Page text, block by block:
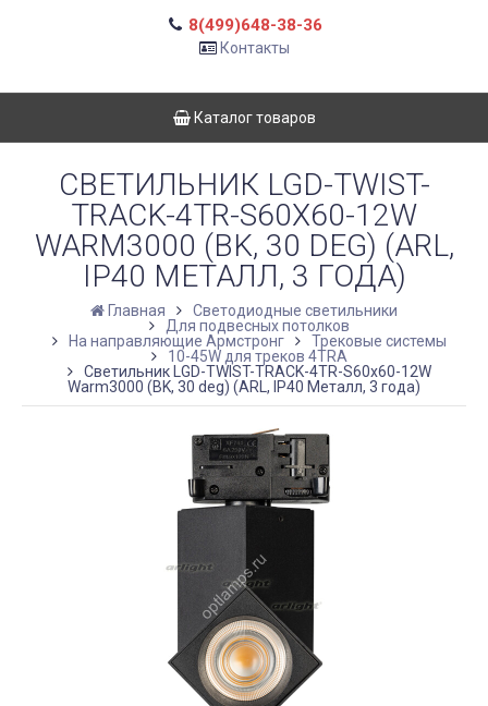
8(499)648-38-36
Контакты
Каталог товаров
СВЕТИЛЬНИК LGD-TWIST-
TRACK-4TR-S60X60-12W
WARM3000 (BK, 30 DEG) (ARL,
IP40 МЕТАЛЛ, 3 ГОДА)
Главная
Светодиодные светильники
Для подвесных потолков
На направляющие Армстронг
Трековые системы
10-45W для треков 4TRA
Светильник LGD-TWIST-TRACK-4TR-S60x60-12W
Warm3000 (BK, 30 deg) (ARL, IP40 Металл, 3 года)